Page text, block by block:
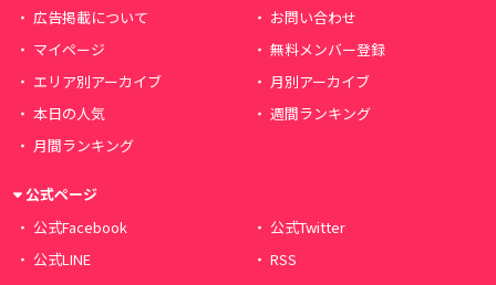
広告掲載について
お問い合わせ
マイページ
無料メンバー登録
エリア別アーカイブ
月別アーカイブ
本日の人気
週間ランキング
月間ランキング
公式ページ
公式Facebook
公式Twitter
公式LINE
RSS